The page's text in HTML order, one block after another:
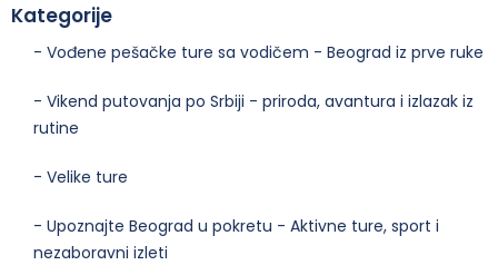
Kategorije
- Vođene pešačke ture sa vodičem - Beograd iz prve ruke
- Vikend putovanja po Srbiji - priroda, avantura i izlazak iz
rutine
- Velike ture
- Upoznajte Beograd u pokretu - Aktivne ture, sport i
nezaboravni izleti